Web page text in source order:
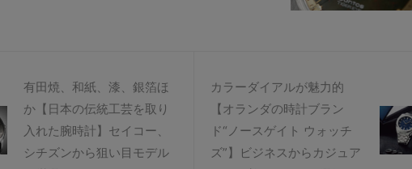
有田焼、和紙、漆、銀箔ほ
か【日本の伝統工芸を取り
入れた腕時計】セイコー、
シチズンから狙い目モデル
カラーダイアルが魅力的
【オランダの時計ブラン
ド“ノースゲイト ウォッチ
ズ”】ビジネスからカジュア